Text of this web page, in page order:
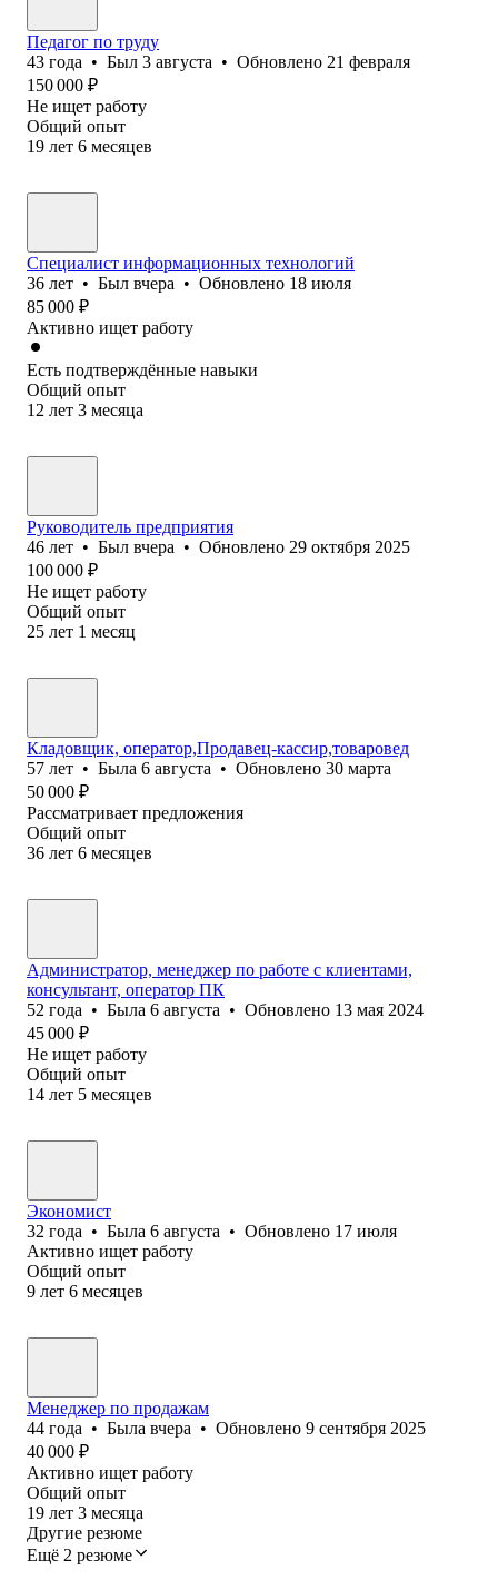
Педагог по труду
43 года • Был 3 августа • Обновлено 21 февраля
150 000 ₽
Не ищет работу
Общий опыт
19 лет 6 месяцев
Специалист информационных технологий
36 лет • Был вчера • Обновлено 18 июля
85 000 ₽
Активно ищет работу
Есть подтверждённые навыки
Общий опыт
12 лет 3 месяца
Руководитель предприятия
46 лет • Был вчера • Обновлено 29 октября 2025
100 000 ₽
Не ищет работу
Общий опыт
25 лет 1 месяц
Кладовщик, оператор,Продавец-кассир,товаровед
57 лет • Была 6 августа • Обновлено 30 марта
50 000 ₽
Рассматривает предложения
Общий опыт
36 лет 6 месяцев
Администратор, менеджер по работе с клиентами,
консультант, оператор ПК
52 года • Была 6 августа • Обновлено 13 мая 2024
45 000 ₽
Не ищет работу
Общий опыт
14 лет 5 месяцев
Экономист
32 года • Была 6 августа • Обновлено 17 июля
Активно ищет работу
Общий опыт
9 лет 6 месяцев
Менеджер по продажам
44 года • Была вчера • Обновлено 9 сентября 2025
40 000 ₽
Активно ищет работу
Общий опыт
19 лет 3 месяца
Другие резюме
Ещё 2 резюме